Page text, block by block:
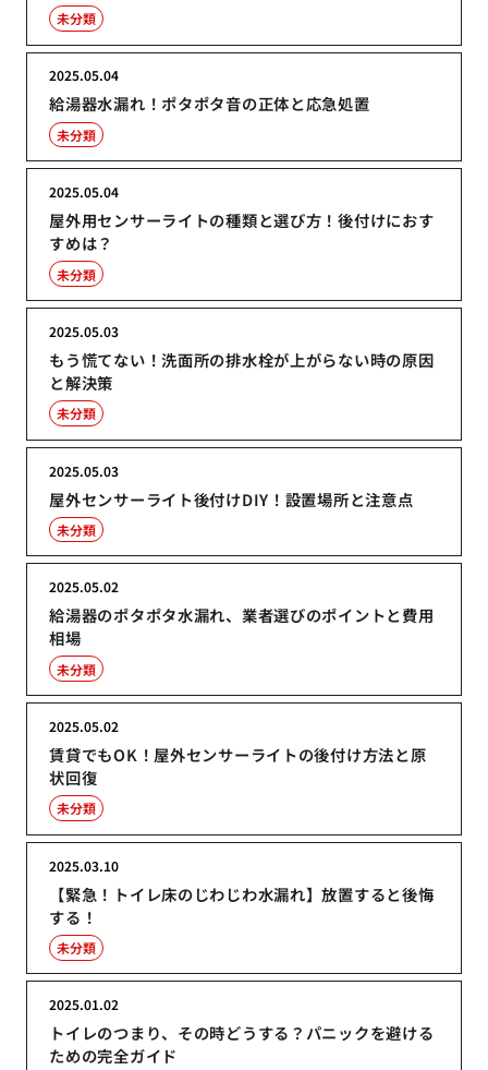
未分類
給湯器水漏れ！ポタポタ音の正体と応急処置
2025.05.04
未分類
屋外用センサーライトの種類と選び方！後付けにおす
すめは？
2025.05.04
未分類
もう慌てない！洗面所の排水栓が上がらない時の原因
と解決策
2025.05.03
未分類
屋外センサーライト後付けDIY！設置場所と注意点
2025.05.03
未分類
給湯器のポタポタ水漏れ、業者選びのポイントと費用
相場
2025.05.02
未分類
賃貸でもOK！屋外センサーライトの後付け方法と原
状回復
2025.05.02
未分類
【緊急！トイレ床のじわじわ水漏れ】放置すると後悔
する！
2025.03.10
未分類
トイレのつまり、その時どうする？パニックを避ける
ための完全ガイド
2025.01.02